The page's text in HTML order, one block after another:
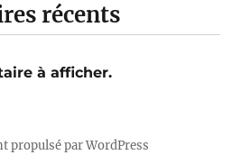
récents
à afficher.
propulsé par WordPress